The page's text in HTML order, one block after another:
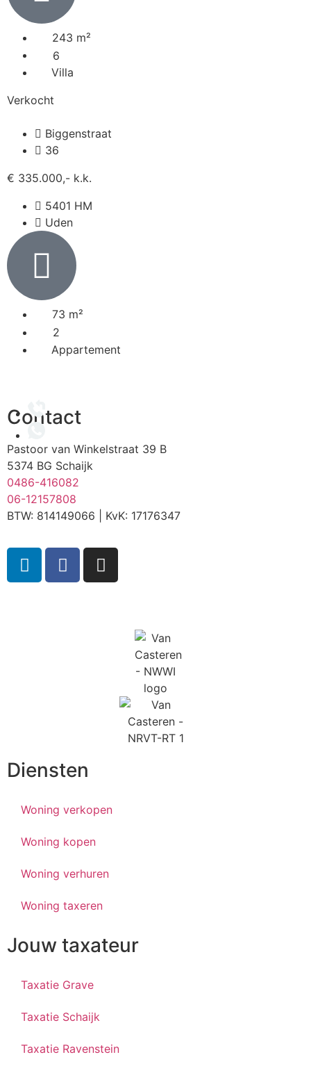
243 m²
6
Villa
Verkocht
Biggenstraat
36
€ 335.000,- k.k.
5401 HM
Uden
73 m²
2
Appartement
Contact
Pastoor van Winkelstraat 39 B
5374 BG Schaijk
0486-416082
06-12157808
BTW: 814149066 | KvK: 17176347
Diensten
Woning verkopen
Woning kopen
Woning verhuren
Woning taxeren
Jouw taxateur
Taxatie Grave
Taxatie Schaijk
Taxatie Ravenstein